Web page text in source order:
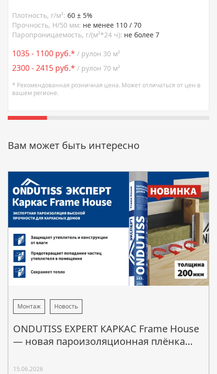
Плотность, г/м²: 60 ± 5%
Прочность, Н/50 мм: не менее 110 / 70
Паропроницаемость, г/(м²*24 ч): не более 7
1035 - 1100 руб.* / рулон 30 м²
2300 - 2415 руб.* / рулон 70 м²
* Рекомендованная розничная цена. Может отличаться от цен в
вашем регионе.
Вам может быть интересно
Монтаж Новость
ONDUTISS EXPERT КАРКАС Frame House
— новая пароизоляционная плёнка
15.06.2026